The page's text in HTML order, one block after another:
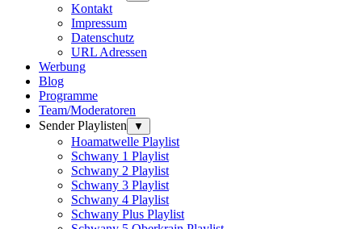
Kontakt
Impressum
Datenschutz
URL Adressen
Werbung
Blog
Programme
Team/Moderatoren
Sender Playlisten
▼
Hoamatwelle Playlist
Schwany 1 Playlist
Schwany 2 Playlist
Schwany 3 Playlist
Schwany 4 Playlist
Schwany Plus Playlist